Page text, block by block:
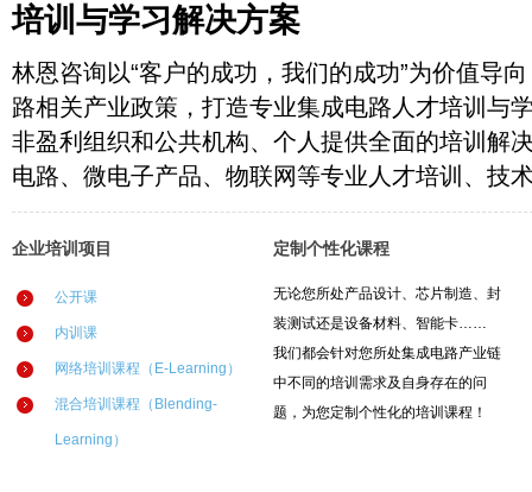
培训与学习解决方案
林恩咨询以“客户的成功，我们的成功”为价值导
路相关产业政策，打造专业集成电路人才培训与
非盈利组织和公共机构、个人提供全面的培训解
电路、微电子产品、物联网等专业人才培训、技
企业培训项目
公开课
内训课
网络培训课程（E-Learning）
混合培训课程（Blending-
Learning）
定制个性化课程
无论您所处产品设计、芯片制造、封
装测试还是设备材料、智能卡……
我们都会针对您所处集成电路产业链
中不同的培训需求及自身存在的问
题，为您定制个性化的培训课程！